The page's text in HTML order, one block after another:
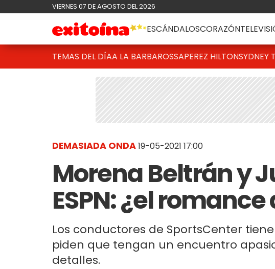
VIERNES 07 DE AGOSTO DEL 2026
ESCÁNDALOSCORAZÓN
TEMAS DEL DÍAA LA BARBAROSSAPEREZ HILTONSYDNEY
DEMASIADA ONDA19-05-2021 17:00
Morena Beltrán y
ESPN: ¿el
Los conductores de SportsCenter
piden que tengan un encuentro
detalles.